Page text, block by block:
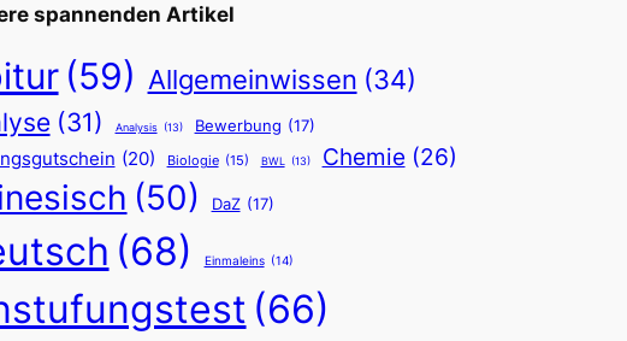
spannenden Artikel
(59) Allgemeinwissen (34)
(31) Analysis (13) Bewerbung (17)
(20) Biologie (15) BWL (13) Chemie (26)
(50) DaZ (17)
(68) Einmaleins (14)
(66)